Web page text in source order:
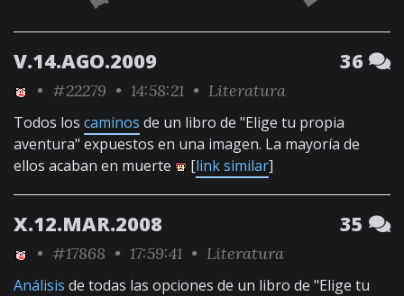
V.14.AGO.2009 36
• #22279 • 14:58:21 • Literatura
Todos los caminos de un libro de "Elige tu propia
aventura" expuestos en una imagen. La mayoría de
ellos acaban en muerte
[link similar]
X.12.MAR.2008 35
• #17868 • 17:59:41 • Literatura
Análisis de todas las opciones de un libro de "Elige tu